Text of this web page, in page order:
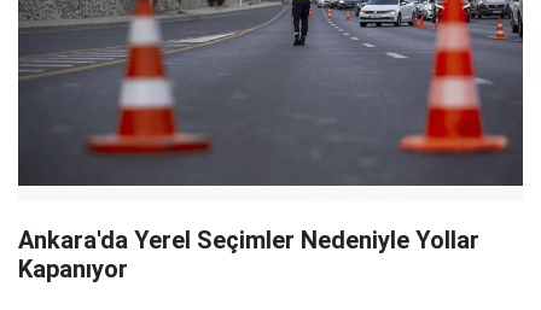
Ankara'da Yerel Seçimler Nedeniyle Yollar
Kapanıyor